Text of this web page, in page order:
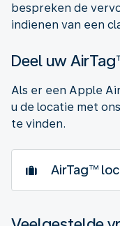
bespreken de
indienen van een
Deel uw
Als er een Apple
u de locatie met
te vinden.
AirTag™